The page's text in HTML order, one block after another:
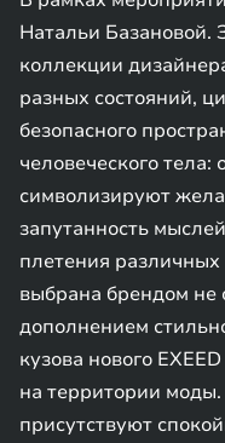
Натальи Базановой.
коллекции
разных состояний,
безопасного
человеческого
символизируют
запутанность
плетения
выбрана брендом не
дополнением
кузова нового
на территории
присутствуют